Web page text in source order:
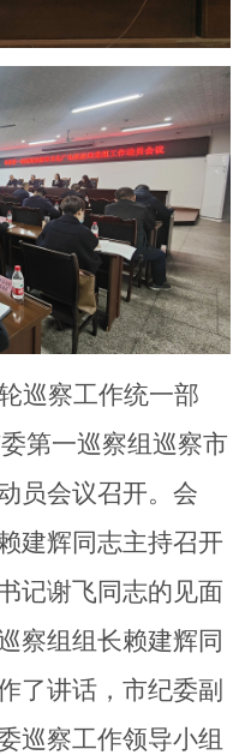
巡察工作统一部
第一巡察组巡察市
员会议召开。会
建辉同志主持召开
记谢飞同志的见面
察组组长赖建辉同
了讲话，市纪委副
巡察工作领导小组